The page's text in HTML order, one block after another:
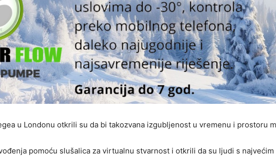
u Londonu otkrili su da bi takozvana izgubljenost u vremenu i prostoru
pomoću slušalica za virtualnu stvarnost i otkrili da su ljudi s